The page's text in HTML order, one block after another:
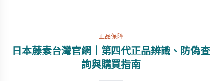
正品保障
日本藤素台灣官網｜第四代正品辨識、防偽查
詢與購買指南